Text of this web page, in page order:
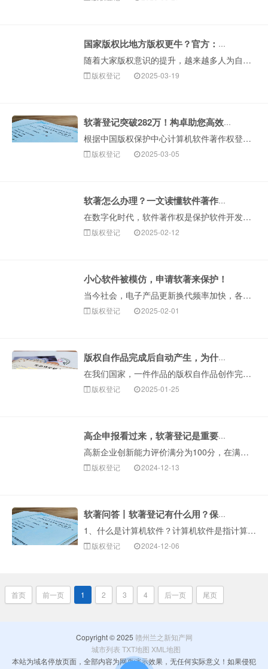
国家版权比地方版权更牛？官方：法律效力一样！
随着大家版权意识的提升，越来越多人为自己的作品登记版权。在进行登记申请时，有些朋友发现，版权登记机关有国家版权局，还有各省市的地方版权局，不同登记机关···
版权登记 2025-03-19
软著登记突破282万！构卓助您高效完成软著申请！
根据中国版权保护中心计算机软件著作权登记信息统计，2024年全国计算机软件著作权登记量突破282万件，同比增长13.31%，整体呈现快速增长趋势。从登···
版权登记 2025-03-05
软著怎么办理？一文读懂软件著作权全流程
在数字化时代，软件著作权是保护软件开发者权益的重要武器。它不仅能为软件提供法律保障，还在企业融资、项目申报等方面发挥关键作用。下面构卓企服就为大家详细···
版权登记 2025-02-12
小心软件被模仿，申请软著来保护！
当今社会，电子产品更新换代频率加快，各类软件开发层出不穷。对于软件开发者来说，最烦恼的莫过于付出很大成本辛苦研发的APP软件，刚一问世就被其他人抄袭！···
版权登记 2025-02-01
版权自作品完成后自动产生，为什么还要登记版权呢？
在我们国家，一件作品的版权自作品创作完成之日起便自动产生，很多人会问“那为什么还要进行版权登记呢？”登记版权是为了保护作者的版···
版权登记 2025-01-25
高企申报看过来，软著登记是重要加分项！
高新企业创新能力评价满分为100分，在满足认定基本条件的基础上，同时评分达到71分及以上才能通过认定。企业创新能力主要从知识产权、科技成果转化能力、研···
版权登记 2024-12-13
软著问答丨软著登记有什么用？保护期限多久？
1、什么是计算机软件？计算机软件是指计算机程序及其有关文档。计算机程序是指为了得到某种结果而可以由计算机等具有信息处理能力的装置执行的代码化指令序列，···
版权登记 2024-12-06
首页 前一页 1 2 3 4 后一页 尾页
Copyright © 2025 赣州兰之新知产网
城市列表 TXT地图 XML地图
本站为域名停放页面，全部内容为网页演示效果，无任何实际意义！如果侵犯